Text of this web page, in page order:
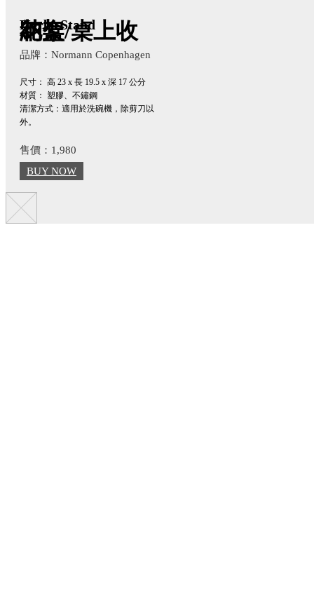
Herbs Stand
花架/桌上收納盒
品牌：Normann Copenhagen
尺寸： 高 23 x 長 19.5 x 深 17 公分
材質： 塑膠、不鏽鋼
清潔方式：適用於洗碗機，除剪刀以
外。
售價：1,980
BUY NOW